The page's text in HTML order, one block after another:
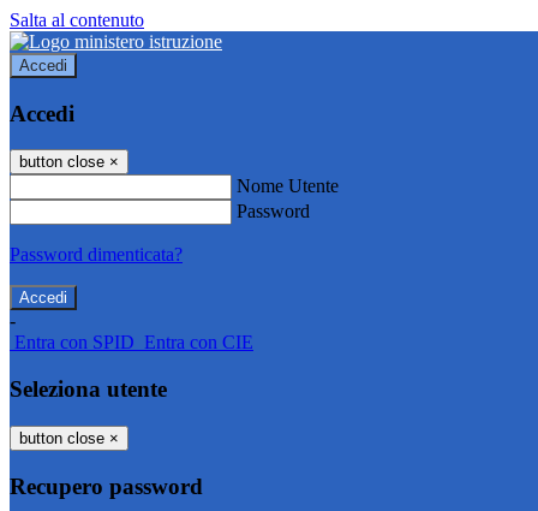
Salta al contenuto
Accedi
Accedi
button close ×
Nome Utente
Password
Password dimenticata?
-
Entra con SPID Entra con CIE
Seleziona utente
button close ×
Recupero password